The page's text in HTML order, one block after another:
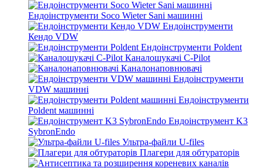
Ендоінструменти Soco Wieter Sani машинні
Ендоінструменти
Кендо VDW
Ендоінструменти Poldent
Каналошукачі C-Pilot
Каналонаповнювачі
Ендоінструменти
VDW машинні
Ендоінструменти
Poldent машинні
Ендоінструмент K3
SybronEndo
Ультра-файли U-files
Плагери для обтураторів